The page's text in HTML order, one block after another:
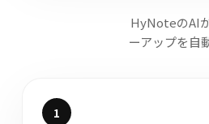
HyNoteのAI
ーアップを自
1